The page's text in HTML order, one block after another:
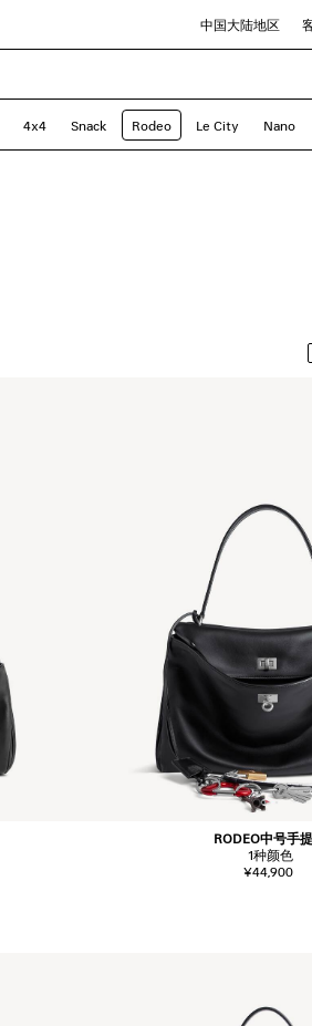
中国大陆地区
4x4 Snack Rodeo Le City Nano
RODEO中号手
1种颜色
¥44,900